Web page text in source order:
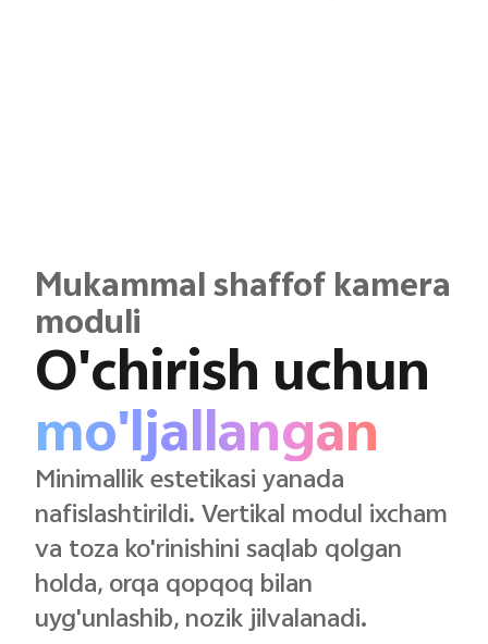
Mukammal shaffof kamera
moduli
O'chirish uchun
mo'ljallangan
Minimallik estetikasi yanada
nafislashtirildi. Vertikal modul ixcham
va toza ko'rinishini saqlab qolgan
holda, orqa qopqoq bilan
uyg'unlashib, nozik jilvalanadi.